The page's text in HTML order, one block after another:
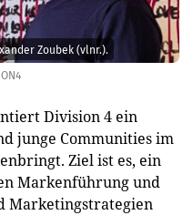
Zoubek (vlnr.).
Division 4 ein
junge Communities im
Ziel ist es, ein
Markenführung und
Marketingstrategien